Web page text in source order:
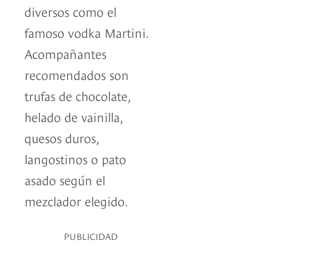
diversos como el
famoso vodka Martini.
Acompañantes
recomendados son
trufas de chocolate,
helado de vainilla,
quesos duros,
langostinos o pato
asado según el
mezclador elegido.
PUBLICIDAD